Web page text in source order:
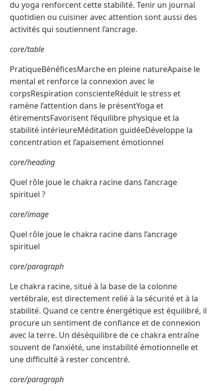
du yoga renforcent cette stabilité. Tenir un journal
quotidien ou cuisiner avec attention sont aussi des
activités qui soutiennent l’ancrage.
core/table
PratiqueBénéficesMarche en pleine natureApaise le
mental et renforce la connexion avec le
corpsRespiration conscienteRéduit le stress et
ramène l’attention dans le présentYoga et
étirementsFavorisent l’équilibre physique et la
stabilité intérieureMéditation guidéeDéveloppe la
concentration et l’apaisement émotionnel
core/heading
Quel rôle joue le chakra racine dans l’ancrage
spirituel ?
core/image
Quel rôle joue le chakra racine dans l’ancrage
spirituel
core/paragraph
Le chakra racine, situé à la base de la colonne
vertébrale, est directement relié à la sécurité et à la
stabilité. Quand ce centre énergétique est équilibré, il
procure un sentiment de confiance et de connexion
avec la terre. Un déséquilibre de ce chakra entraîne
souvent de l’anxiété, une instabilité émotionnelle et
une difficulté à rester concentré.
core/paragraph